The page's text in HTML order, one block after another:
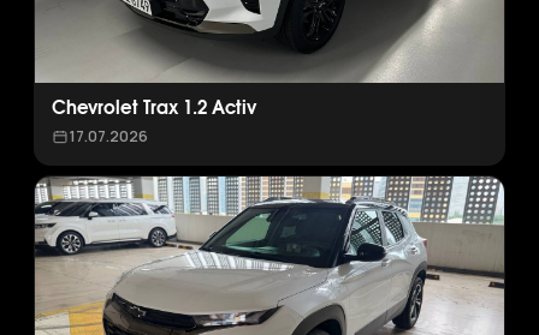
Chevrolet Trax 1.2 Activ
17.07.2026